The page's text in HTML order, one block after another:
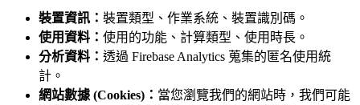
裝置資訊： 裝置類型、作業系統、裝置識別碼。
使用資料： 使用的功能、計算類型、使用時長。
分析資料： 透過 Firebase Analytics 蒐集的匿名使用統
計。
網站數據 (Cookies)： 當您瀏覽我們的網站時，我們可能